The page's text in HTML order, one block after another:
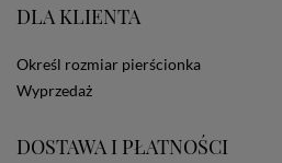
dotyczących cookies oznacza, że
użytkownika. Jeżeli użytkownik
stosowanie plików cookies
DLA KLIENTA
Określ rozmiar pierścionka
Wyprzedaż
DOSTAWA I PŁATNOŚCI